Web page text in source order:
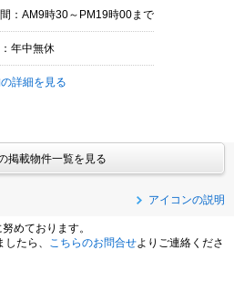
：AM9時30～PM19時00まで
年中無休
の詳細を見る
掲載物件一覧を見る
アイコンの説明
めております。
たら、
こちらのお問合せよりご連絡くださ